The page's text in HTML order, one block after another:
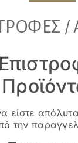
/
είστε απόλυτα
την